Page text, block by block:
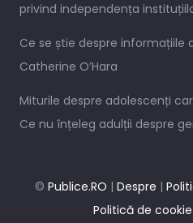
privind independența
Ce se știe despre informațiile
Catherine O’Hara
Miturile despre adolescenți
Ce nu înțeleg adulții despre
© Publice.RO | Despre |
Politică de